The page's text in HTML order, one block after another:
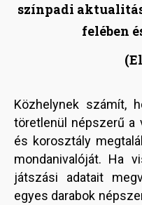
színpadi
felében
Közhelynek számít,
töretlenül népszerű a
és korosztály
mondanivalóját. Ha
játszási adatait
egyes darabok